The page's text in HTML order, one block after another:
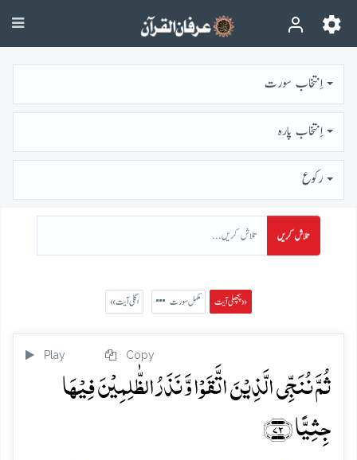
اِنتخاب سورت
اِنتخاب پارہ
رُكوع
تلاش کریں
پچھلی آیت » مکمل سورت « اگلی آیت
Play Copy
ثُمَّ نُنَجِّی الَّذِیۡنَ اتَّقَوۡا وَّ نَذَرُ الظّٰلِمِیۡنَ فِیۡہَا
جِثِیًّا ﴿۷۲﴾